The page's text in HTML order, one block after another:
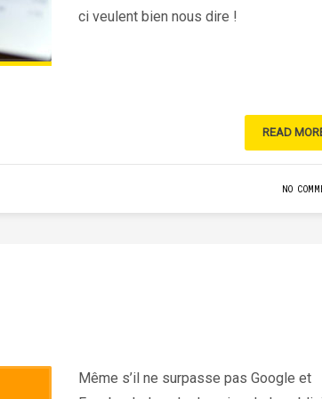
ci veulent bien nous dire !
READ
NO
Même s’il ne surpasse pas Google et